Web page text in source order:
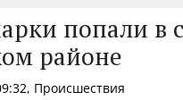
попали в
районе
Происшествия